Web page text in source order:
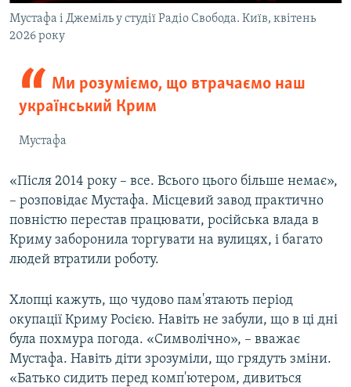
Мустафа і Джеміль у студії Радіо Свобода. Київ, квітень
2026 року
Ми розуміємо, що втрачаємо наш
український Крим
Мустафа
«Після 2014 року – все. Всього цього більше немає»,
– розповідає Мустафа. Місцевий завод практично
повністю перестав працювати, російська влада в
Криму заборонила торгувати на вулицях, і багато
людей втратили роботу.
Хлопці кажуть, що чудово пам'ятають період
окупації Криму Росією. Навіть не забули, що в ці дні
була похмура погода. «Символічно», – вважає
Мустафа. Навіть діти зрозуміли, що грядуть зміни.
«Батько сидить перед комп'ютером, дивиться